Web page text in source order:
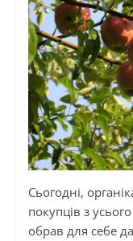
Сьогодні,
покупців з
обрав для себе